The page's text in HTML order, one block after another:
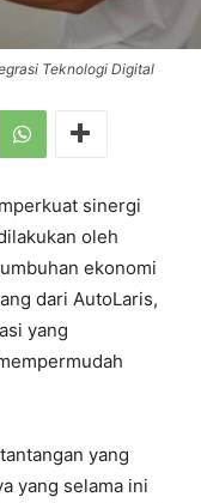
Teknologi Digital
sinergi
oleh
ekonomi
dari AutoLaris,
yang
yang
yang selama ini